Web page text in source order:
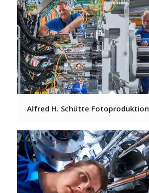
Alfred H. Schütte Fotoproduktion